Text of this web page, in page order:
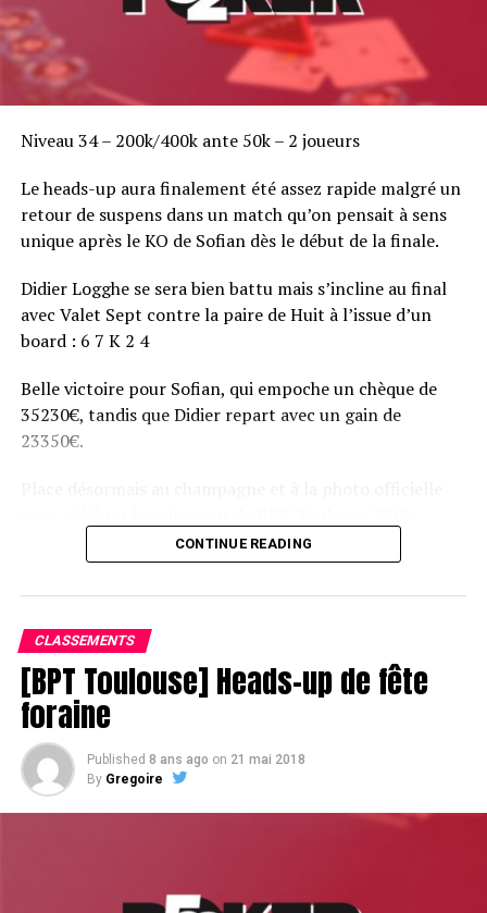
Niveau 34 – 200k/400k ante 50k – 2 joueurs
Le heads-up aura finalement été assez rapide malgré un
retour de suspens dans un match qu’on pensait à sens
unique après le KO de Sofian dès le début de la finale.
Didier Logghe se sera bien battu mais s’incline au final
avec Valet Sept contre la paire de Huit à l’issue d’un
board : 6 7 K 2 4
Belle victoire pour Sofian, qui empoche un chèque de
35230€, tandis que Didier repart avec un gain de
23350€.
CONTINUE READING
CLASSEMENTS
[BPT Toulouse] Heads-up de fête
foraine
Published 8 ans ago on 21 mai 2018
By Gregoire